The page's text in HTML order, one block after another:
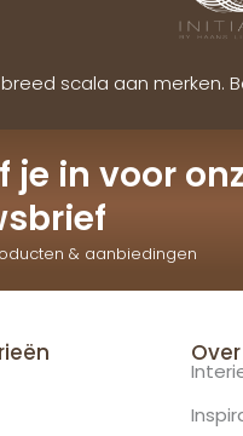
scala aan merken.
je in voor
& aanbiedingen